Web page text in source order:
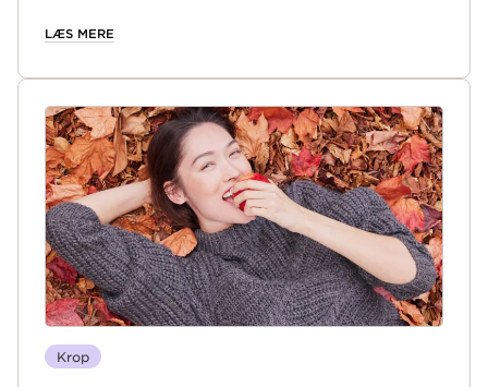
velduft, som lindrende, forfriskende eller
kosmetiske evne.
LÆS MERE
Krop